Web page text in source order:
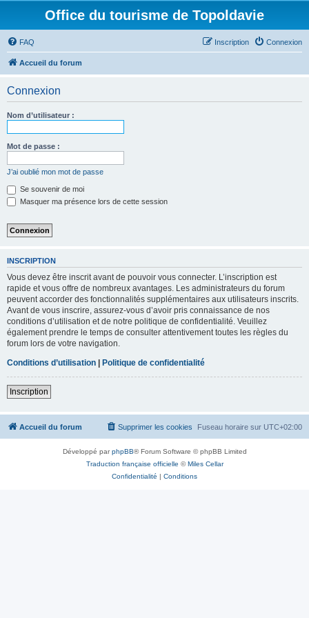
Office du tourisme de Topoldavie
FAQ Connexion
Inscription
Accueil du forum
Connexion
Nom d’utilisateur :
Mot de passe :
J’ai oublié mon mot de passe
Se souvenir de moi
Masquer ma présence lors de cette session
INSCRIPTION
Vous devez être inscrit avant de pouvoir vous connecter. L’inscription est
rapide et vous offre de nombreux avantages. Les administrateurs du forum
peuvent accorder des fonctionnalités supplémentaires aux utilisateurs inscrits.
Avant de vous inscrire, assurez-vous d’avoir pris connaissance de nos
conditions d’utilisation et de notre politique de confidentialité. Veuillez
également prendre le temps de consulter attentivement toutes les règles du
forum lors de votre navigation.
Conditions d’utilisation | Politique de confidentialité
Inscription
Accueil du forum Fuseau horaire sur UTC+02:00
Supprimer les cookies
Développé parphpBB® Forum Software © phpBB Limited
Traduction française officielle ©Miles Cellar
Confidentialité | Conditions